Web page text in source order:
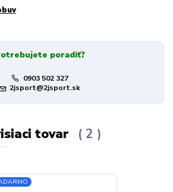
poradiť?
0903 502 327
2jsport@2jsport.sk
tovar 2